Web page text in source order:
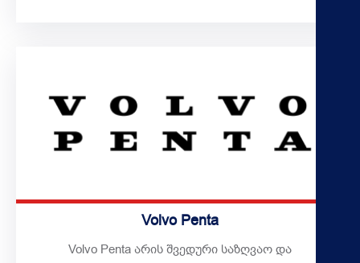
Volvo Penta
Volvo Penta არის შვედური საზღვაო და